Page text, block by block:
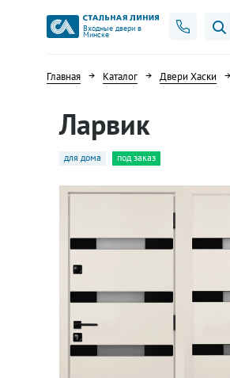
Входные двери в
Минске
Главная Каталог Двери Хаски
Ларвик
для дома под заказ